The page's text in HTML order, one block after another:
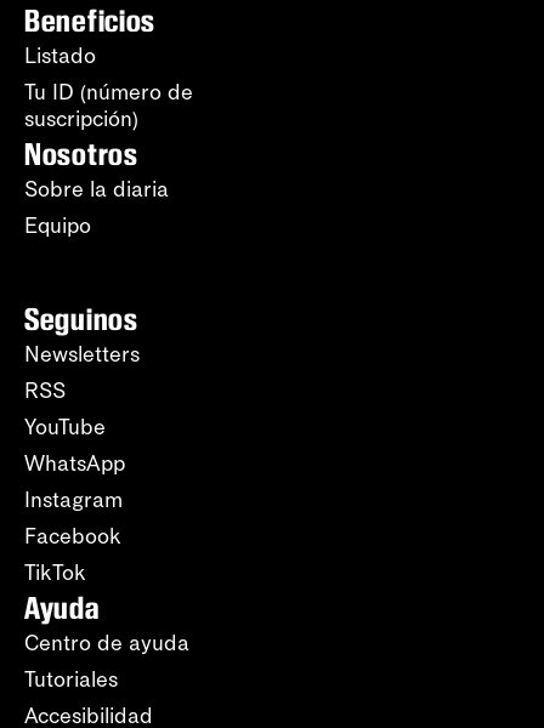
Beneficios
Listado
Tu ID (número de
suscripción)
Nosotros
Sobre la diaria
Equipo
Seguinos
Newsletters
RSS
YouTube
WhatsApp
Instagram
Facebook
TikTok
Ayuda
Centro de ayuda
Tutoriales
Accesibilidad